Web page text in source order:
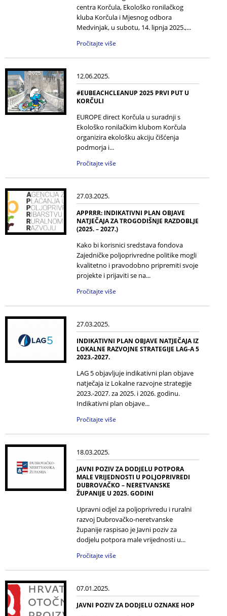
centra Korčula, Ekološko ronilačkog
kluba Korčula i Mjesnog odbora
Medvinjak, u subotu, 14. lipnja 2025.,...
Pročitajte više
12.06.2025.
#EUBEACHCLEANUP 2025 PRVI PUT U
KORČULI
EUROPE direct Korčula u suradnji s
Ekološko ronilačkim klubom Korčula
organizira ekološku akciju čišćenja
podmorja i...
Pročitajte više
27.03.2025.
APPRRR: INDIKATIVNI PLAN OBJAVE
NATJEČAJA ZA TROGODIŠNJE RAZDOBLJE
(2025. – 2027.)
Kako bi korisnici sredstava fondova
Zajedničke poljoprivredne politike mogli
kvalitetno i pravodobno pripremiti svoje
projekte i prijaviti se na...
Pročitajte više
27.03.2025.
INDIKATIVNI PLAN OBJAVE NATJEČAJA IZ
LOKALNE RAZVOJNE STRATEGIJE LAG-A 5
2023.-2027.
LAG 5 objavljuje indikativni plan objave
natječaja iz Lokalne razvojne strategije
2023.-2027. za 2025. i 2026. godinu.
Indikativni plan objave...
Pročitajte više
18.03.2025.
JAVNI POZIV ZA DODJELU POTPORA
MALE VRIJEDNOSTI U POLJOPRIVREDI
DUBROVAČKO – NERETVANSKE
ŽUPANIJE U 2025. GODINI
Upravni odjel za poljoprivredu i ruralni
razvoj Dubrovačko-neretvanske
županije raspisao je Javni poziv za
dodjelu potpora male vrijednosti u...
Pročitajte više
07.01.2025.
JAVNI POZIV ZA DODJELU OZNAKE HOP